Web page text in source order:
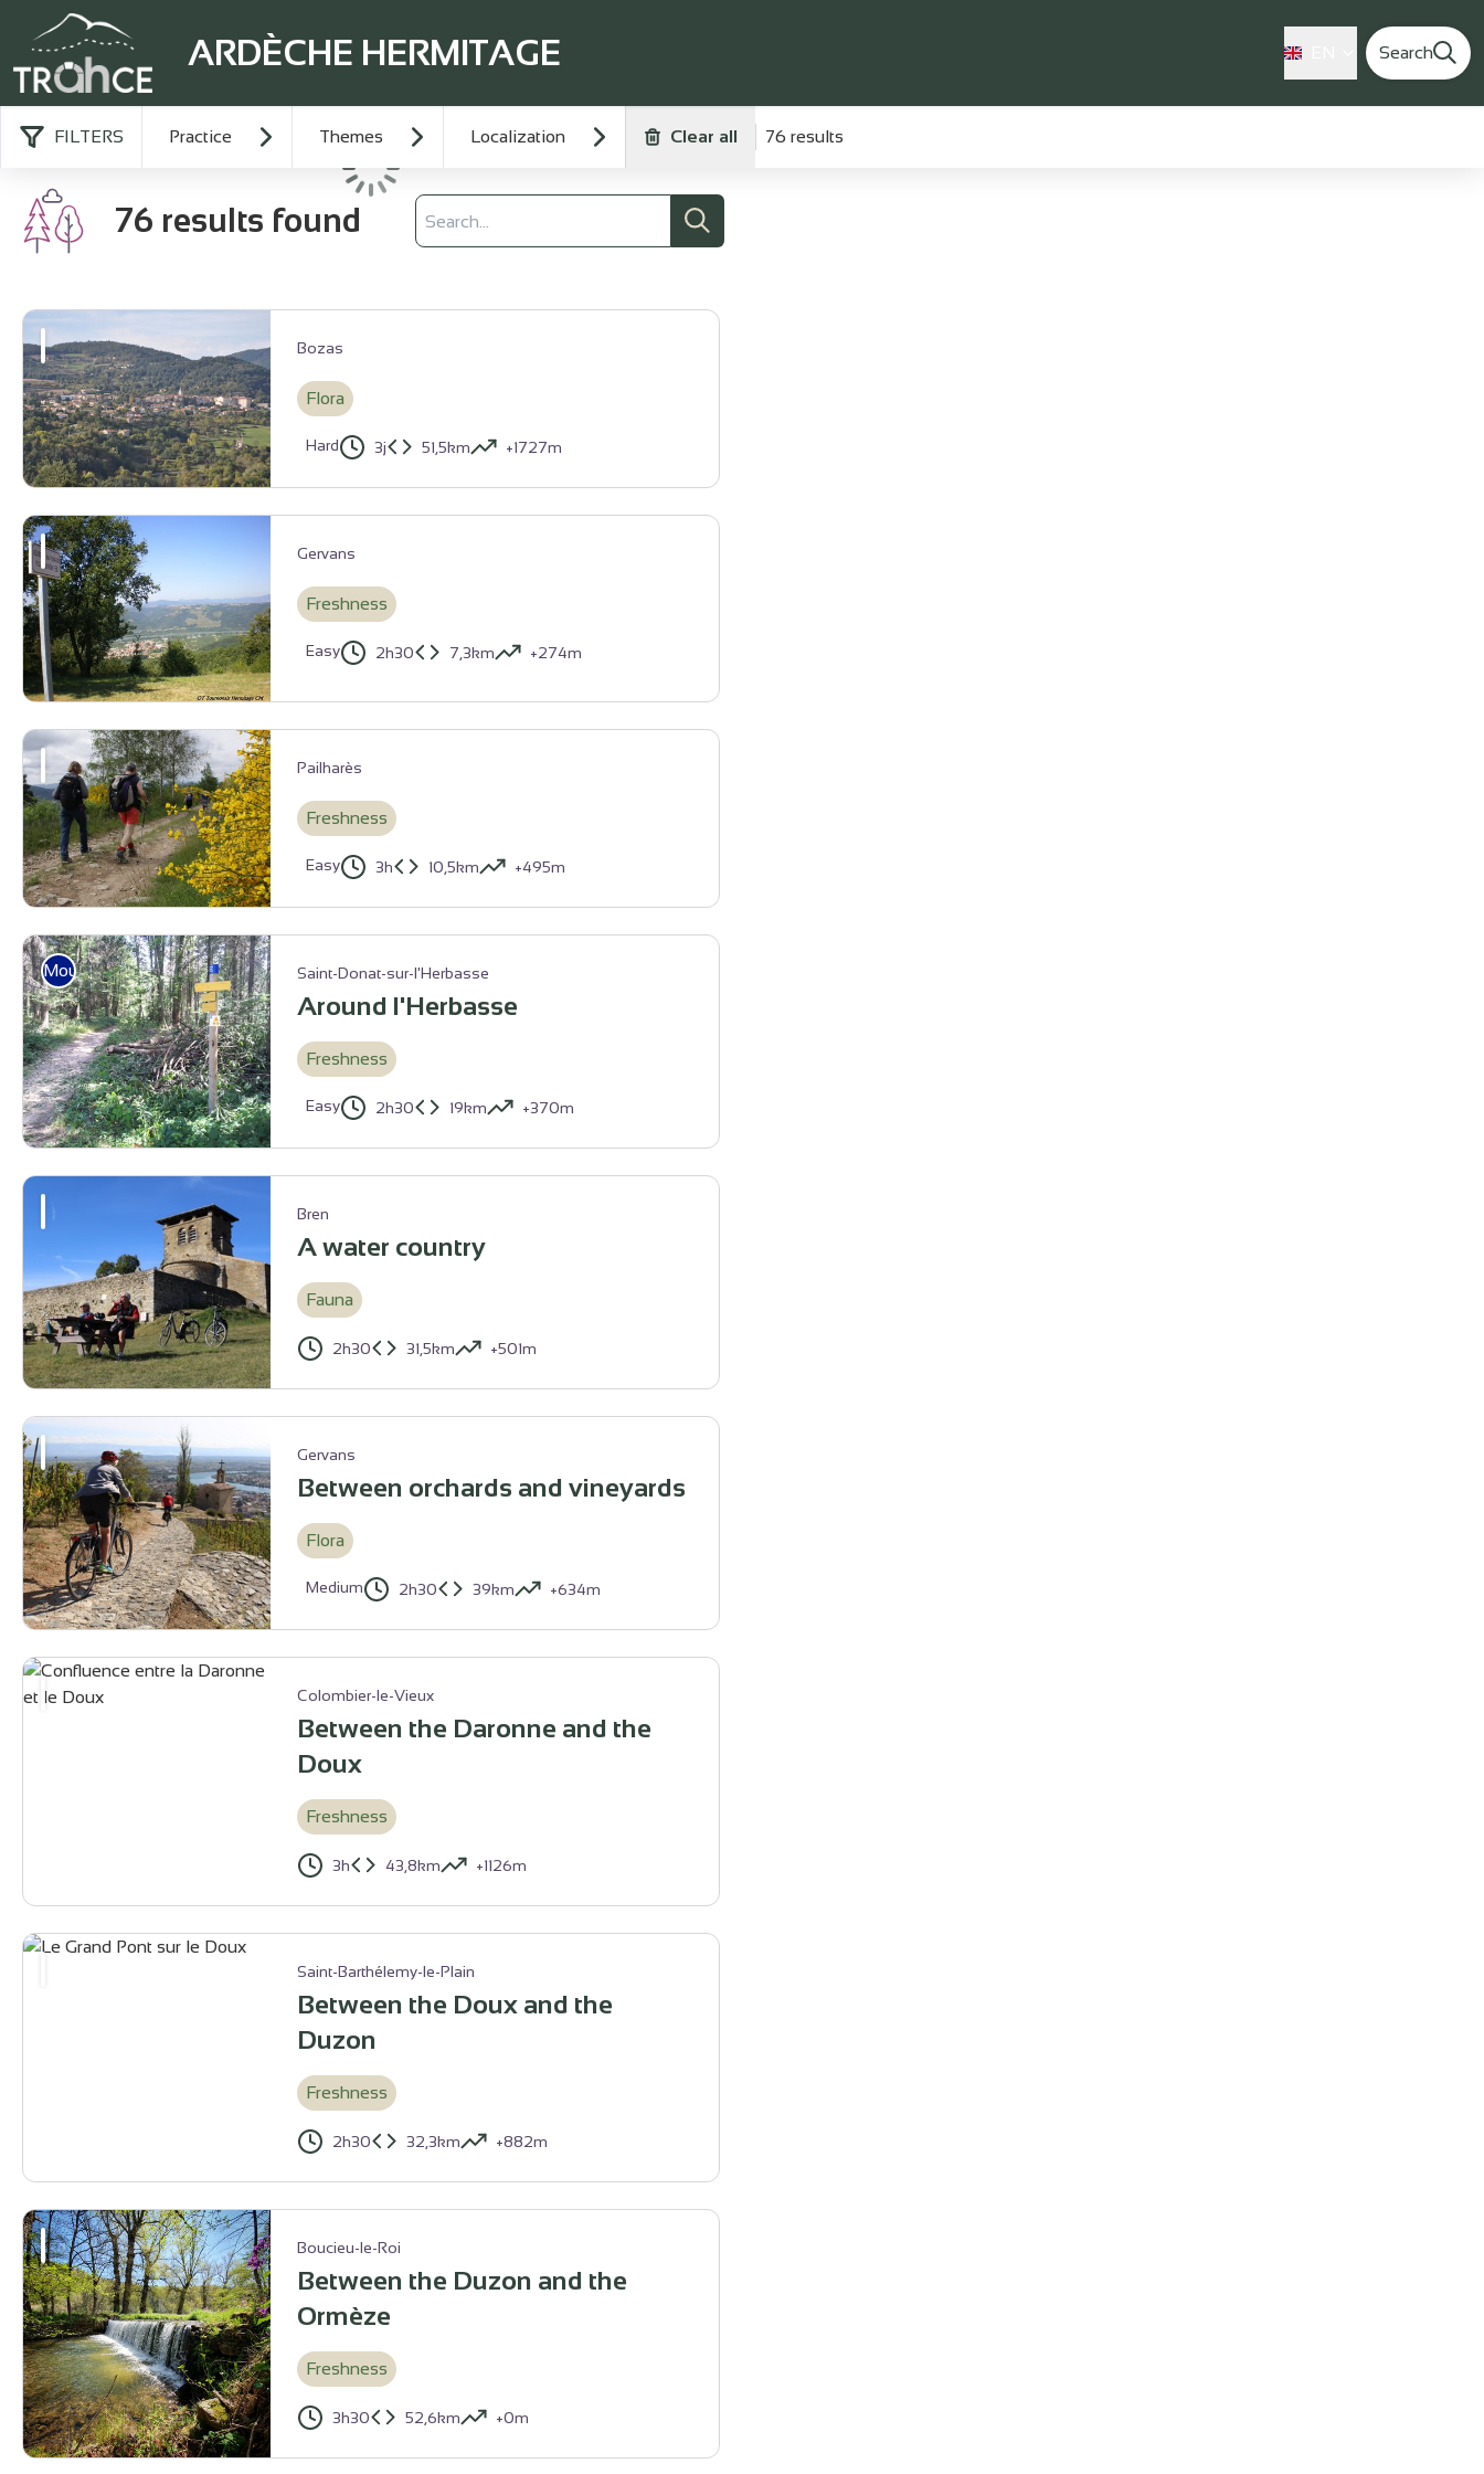
ARDÈCHE HERMITAGE Search
FILTERS Practice Themes Localization Clear all 76 results
76 results found
Search
Search
Bozas
Flora
Hard 3j 51,5km +1727m
Gervans
Freshness
Easy 2h30 7,3km +274m
Pailharès
Freshness
Easy 3h 10,5km +495m
Mountain Bike Saint-Donat-sur-l'Herbasse
Around l'Herbasse
Freshness
Easy 2h30 19km +370m
Bren
A water country
Fauna
2h30 31,5km +501m
Gervans
Between orchards and vineyards
Flora
Medium 2h30 39km +634m
Colombier-le-Vieux
Between the Daronne and the
Doux
Freshness
3h 43,8km +1126m
Saint-Barthélemy-le-Plain
Between the Doux and the
Duzon
Freshness
2h30 32,3km +882m
Boucieu-le-Roi
Between the Duzon and the
Ormèze
Freshness
3h30 52,6km +0m
Loading